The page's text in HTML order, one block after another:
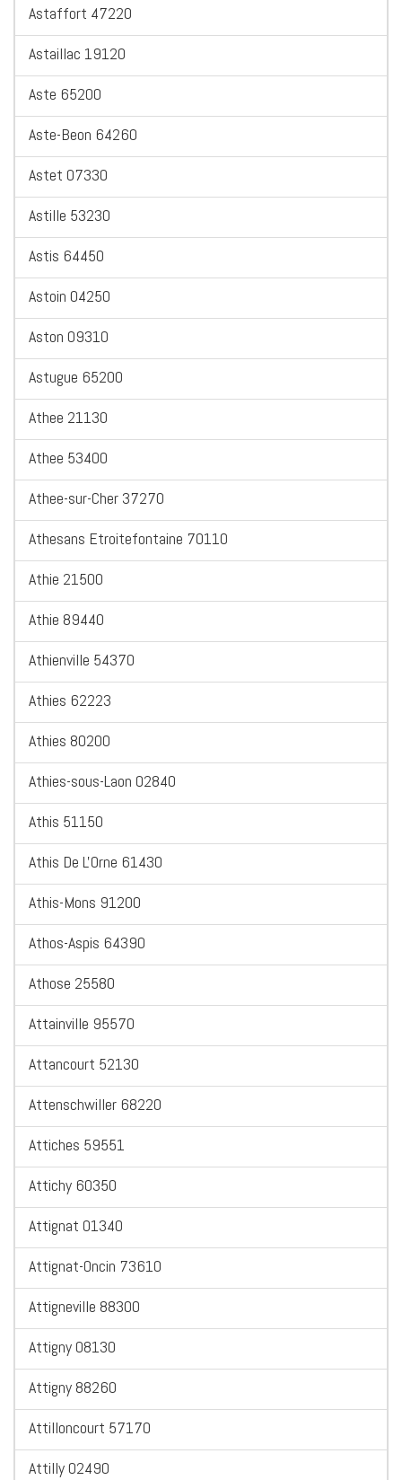
Astaffort 47220
Astaillac 19120
Aste 65200
Aste-Beon 64260
Astet 07330
Astille 53230
Astis 64450
Astoin 04250
Aston 09310
Astugue 65200
Athee 21130
Athee 53400
Athee-sur-Cher 37270
Athesans Etroitefontaine 70110
Athie 21500
Athie 89440
Athienville 54370
Athies 62223
Athies 80200
Athies-sous-Laon 02840
Athis 51150
Athis De L'Orne 61430
Athis-Mons 91200
Athos-Aspis 64390
Athose 25580
Attainville 95570
Attancourt 52130
Attenschwiller 68220
Attiches 59551
Attichy 60350
Attignat 01340
Attignat-Oncin 73610
Attigneville 88300
Attigny 08130
Attigny 88260
Attilloncourt 57170
Attilly 02490